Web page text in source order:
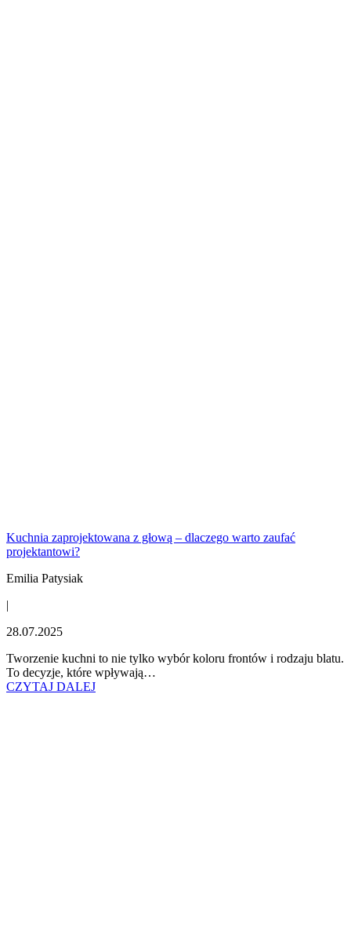
Kuchnia zaprojektowana z głową – dlaczego warto zaufać
projektantowi?
Emilia Patysiak
|
28.07.2025
Tworzenie kuchni to nie tylko wybór koloru frontów i rodzaju blatu.
To decyzje, które wpływają…
CZYTAJ DALEJ